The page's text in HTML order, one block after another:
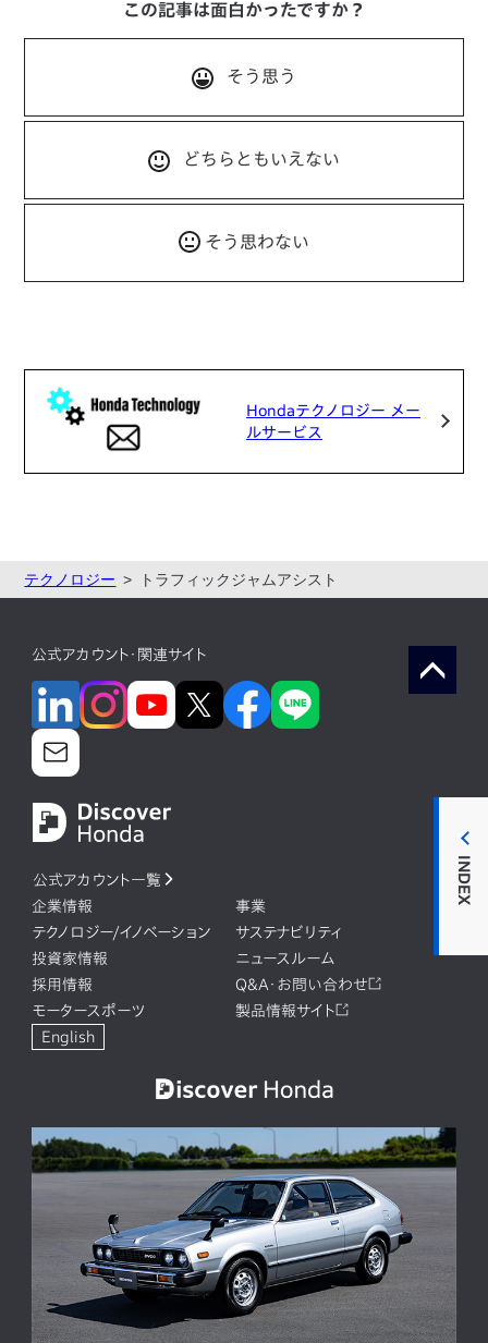
INDEX
この記事は面白かったですか？
そう思う
どちらともいえない
そう思わない
Hondaテクノロジー メー
ルサービス
テクノロジー トラフィックジャムアシスト
公式アカウント・関連サイト
公式アカウント一覧
企業情報
事業
テクノロジー/イノベーション
サステナビリティ
投資家情報
ニュースルーム
採用情報
Q&A・お問い合わせ
モータースポーツ
製品情報サイト
English